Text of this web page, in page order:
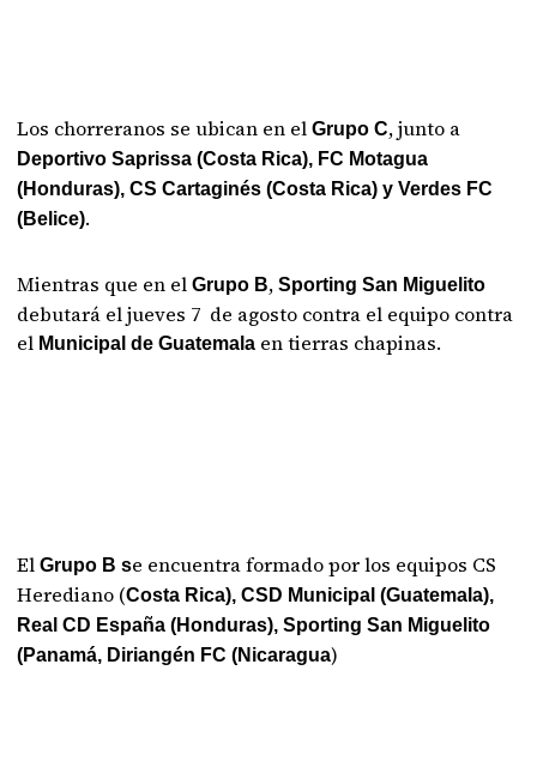
Los chorreranos se ubican en elGrupo C, junto a
Deportivo Saprissa (Costa Rica), FC Motagua
(Honduras), CS Cartaginés (Costa Rica) y Verdes FC
(Belice).
Mientras que en elGrupo B,Sporting San Miguelito
debutará el jueves 7 de agosto contra el equipo contra
el Municipal de Guatemala en tierras chapinas.
ElGrupo B se encuentra formado por los equipos CS
Herediano (Costa Rica), CSD Municipal (Guatemala),
Real CD España (Honduras), Sporting San Miguelito
(Panamá, Diriangén FC (Nicaragua)